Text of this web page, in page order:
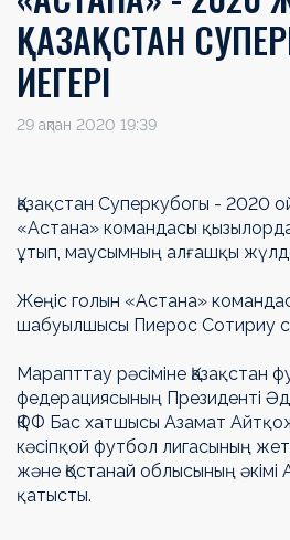
ҚАЗАҚСТАН
ИЕГЕРІ
29 ақпан 2020 19:39
Қазақстан Суперкубогы - 2020
«Астана» командасы
ұтып, маусымның алғашқы
Жеңіс голын «Астана»
шабуылшысы Пиерос Сотириу
Марапттау рәсіміне Қазақстан
федерациясының Президенті
ҚФФ Бас хатшысы Азамат
кәсіпқой футбол лигасының
және Қостанай облысының
қатысты.